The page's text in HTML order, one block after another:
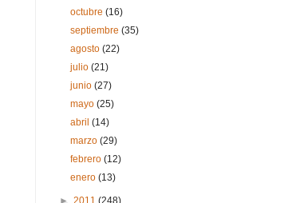
octubre(16)
septiembre(35)
agosto(22)
julio(21)
junio(27)
mayo(25)
abril(14)
marzo(29)
febrero(12)
enero(13)
► 2011 (248)